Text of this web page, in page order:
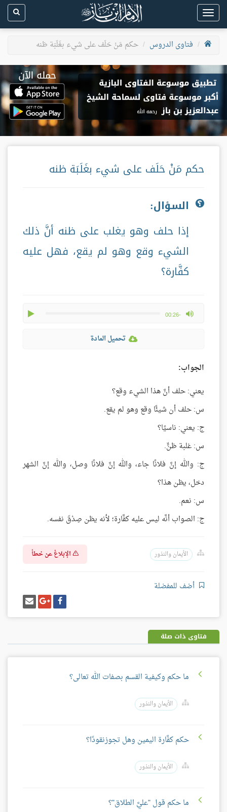
Toggle
navigation
فتاوى الدروس
حكم مَنْ حَلَف على شيء بغَلَبَة ظنه
حكم مَنْ حَلَف على شيء بغَلَبَة ظنه
السؤال:
إذا حلف وهو يغلب على ظنه أنَّ ذلك
الشيء وقع وهو لم يقع، فهل عليه
كفَّارة؟
-00:26
max volume
تحميل المادة
الجواب:
يعني: حلف أنَّ هذا الشيء وقع؟
س: حلف أن شيئًا وقع وهو لم يقع.
ج: يعني: ناسيًا؟
س: غلبة ظنٍّ.
ج: والله إنَّ فلانًا جاء، والله إنَّ فلانًا وصل، والله إنَّ الشهر
دخل، يظن هذا؟
س: نعم.
ج: الصواب أنَّه ليس عليه كفَّارة؛ لأنه يظن صِدْقَ نفسه.
الأيمان والنذور الإبلاغ عن خطأ
أضف للمفضلة
شارك
على
فيسبوك
شارك
على
غوغل
بلس
إرسل
إيميل
فتاوى ذات صلة
ما حكم وكيفية القسم بصفات الله تعالى؟
الأيمان والنذور
حكم كفَّارة اليمين وهل تجوزنقودًا؟
الأيمان والنذور
ما حكم قول "عليَّ الطلاق"؟